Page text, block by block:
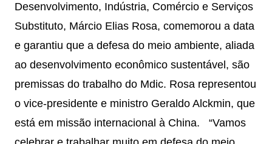
Desenvolvimento, Indústria, Comércio e Serviços
Substituto, Márcio Elias Rosa, comemorou a data
e garantiu que a defesa do meio ambiente, aliada
ao desenvolvimento econômico sustentável, são
premissas do trabalho do Mdic. Rosa representou
o vice-presidente e ministro Geraldo Alckmin, que
está em missão internacional à China. “Vamos